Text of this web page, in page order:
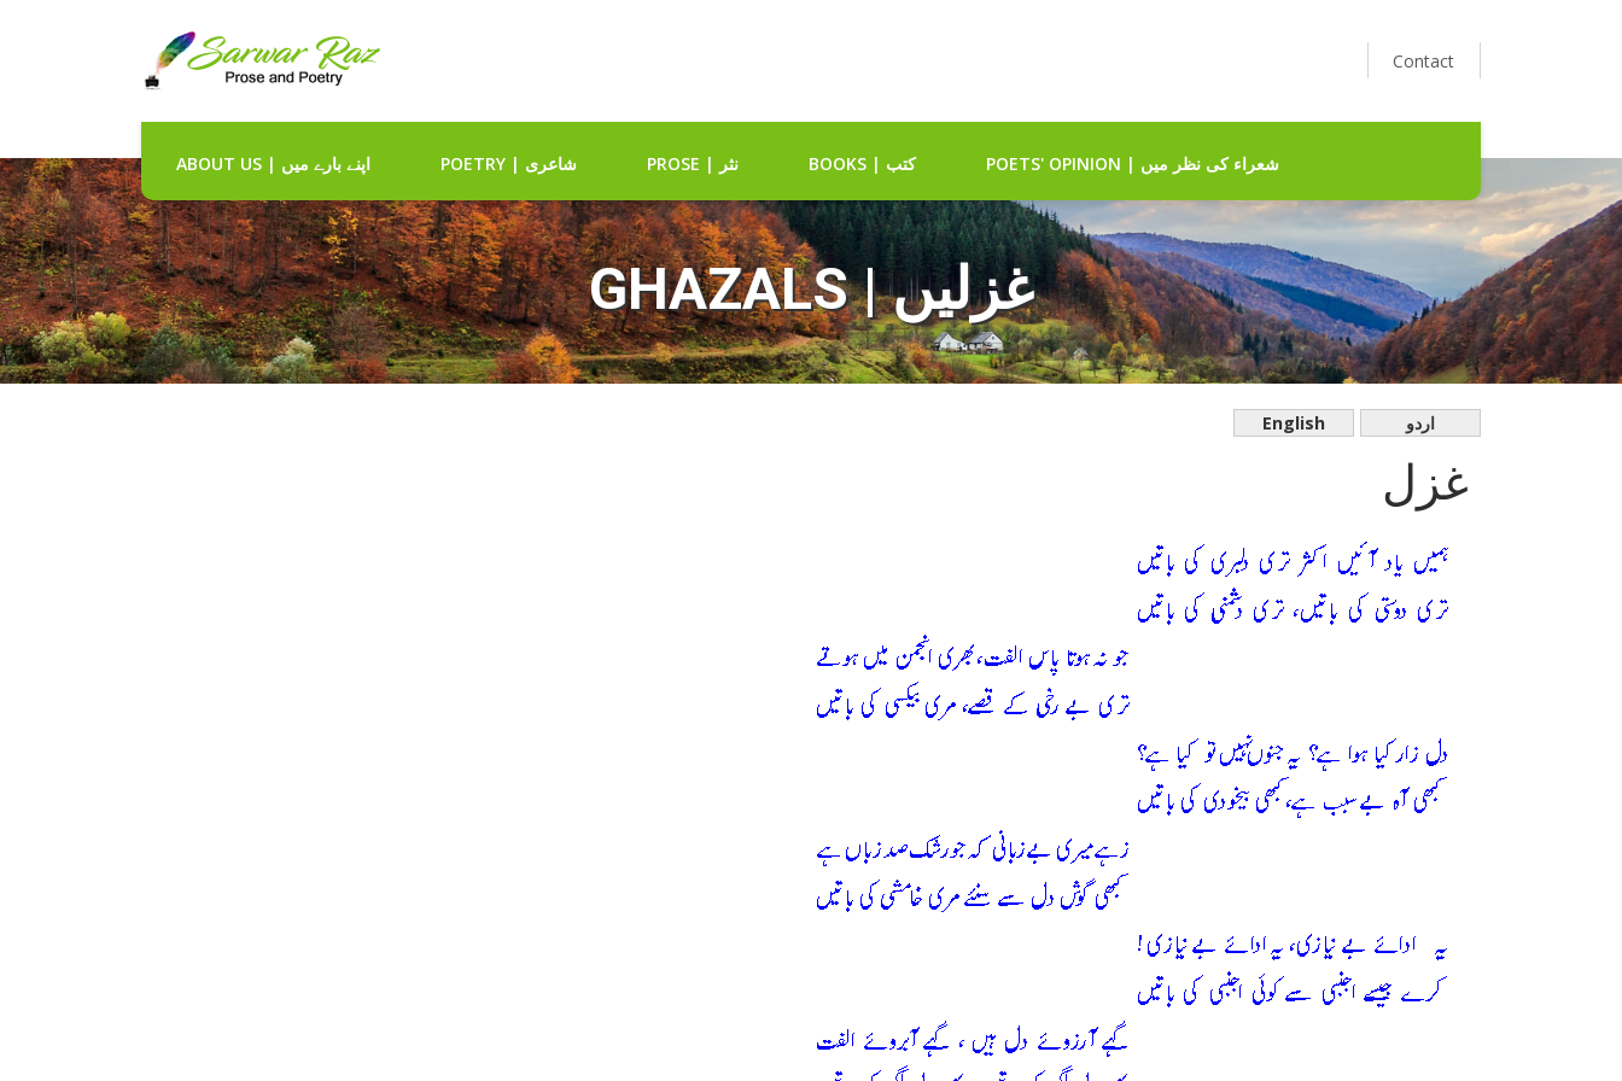
Contact
ABOUT US | اپنے بارے میں POETRY | شاعری PROSE | نثر BOOKS | کتب POETS' OPINION | شعراء کی نظر میں
GHAZALS | غزلیں
English اردو
غزل